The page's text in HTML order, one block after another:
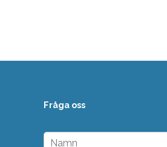
Fråga oss
N